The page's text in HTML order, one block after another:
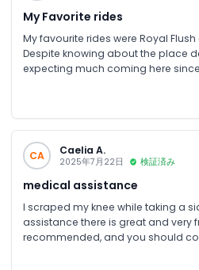
My Favorite rides
My favourite rides were Royal
Despite knowing about the place
expecting much coming here
CA Caelia A.
2025年7月22日 検証済み
medical assistance
I scraped my knee while taking a
assistance there is great and very
recommended, and you should